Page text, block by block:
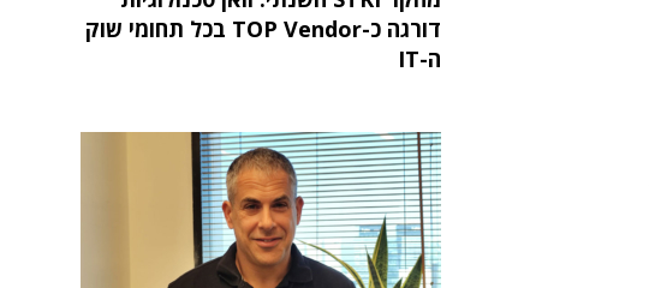
דורגה כ-TOP Vendor בכל תחומי שוק
ה-IT